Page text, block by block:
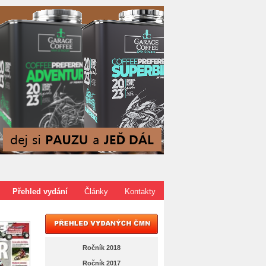
Přehled vydání Články Kontakty
Ročník 2018
Ročník 2017